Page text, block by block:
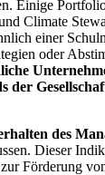
Einige
Climate
einer
oder
der
des
Dieser
Förderung